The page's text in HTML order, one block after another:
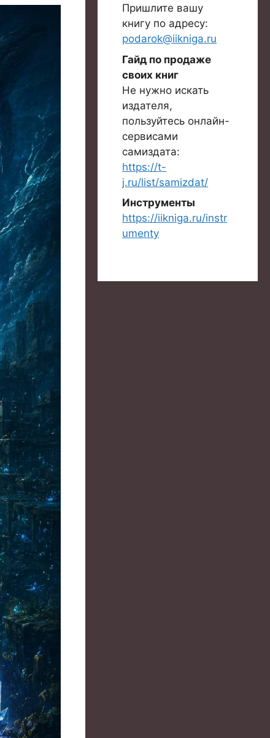
Пришлите вашу
книгу по адресу:
podarok@iikniga.ru
Гайд по продаже
своих книг
Не нужно искать
издателя,
пользуйтесь онлайн-
сервисами
самиздата:
https://t-
j.ru/list/samizdat/
Инструменты
https://iikniga.ru/instr
umenty